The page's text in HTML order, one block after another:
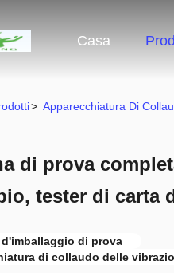
Casa
> Apparecchiatura Di
di prova
tester di carta
di prova
di collaudo delle